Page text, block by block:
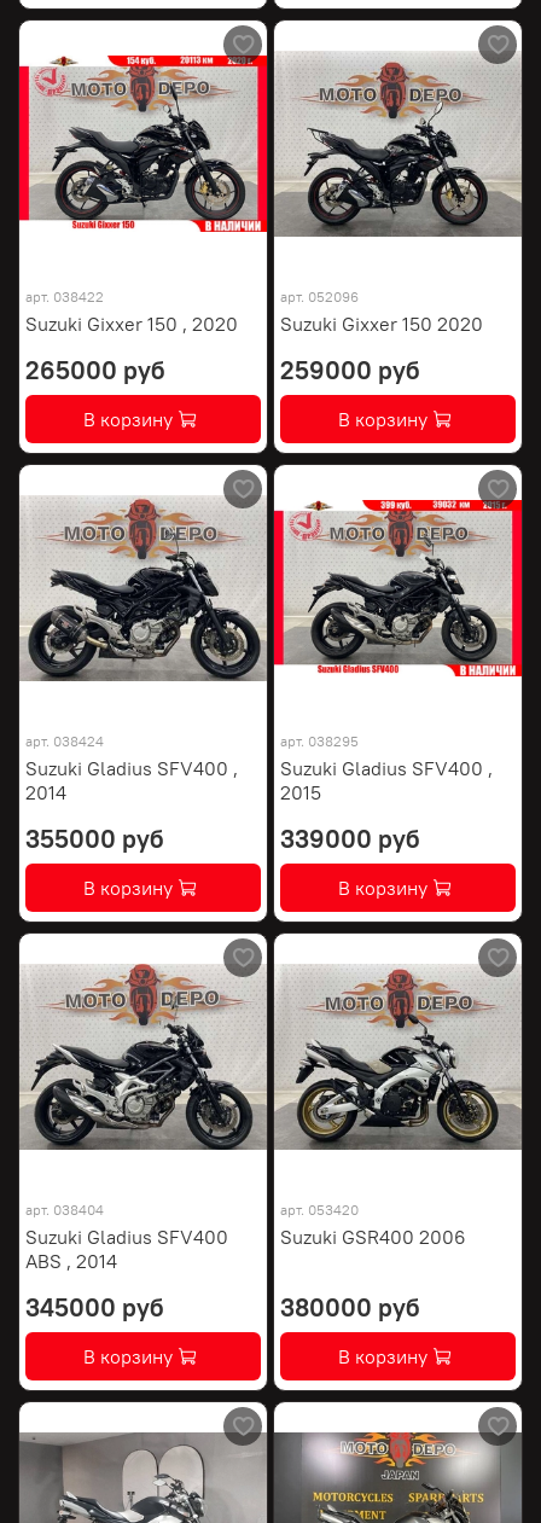
арт. 038422
Suzuki Gixxer 150 , 2020
265000 руб
В корзину
арт. 052096
Suzuki Gixxer 150 2020
259000 руб
В корзину
арт. 038424
Suzuki Gladius SFV400 ,
2014
355000 руб
В корзину
арт. 038295
Suzuki Gladius SFV400 ,
2015
339000 руб
В корзину
арт. 038404
Suzuki Gladius SFV400
ABS , 2014
345000 руб
В корзину
арт. 053420
Suzuki GSR400 2006
380000 руб
В корзину